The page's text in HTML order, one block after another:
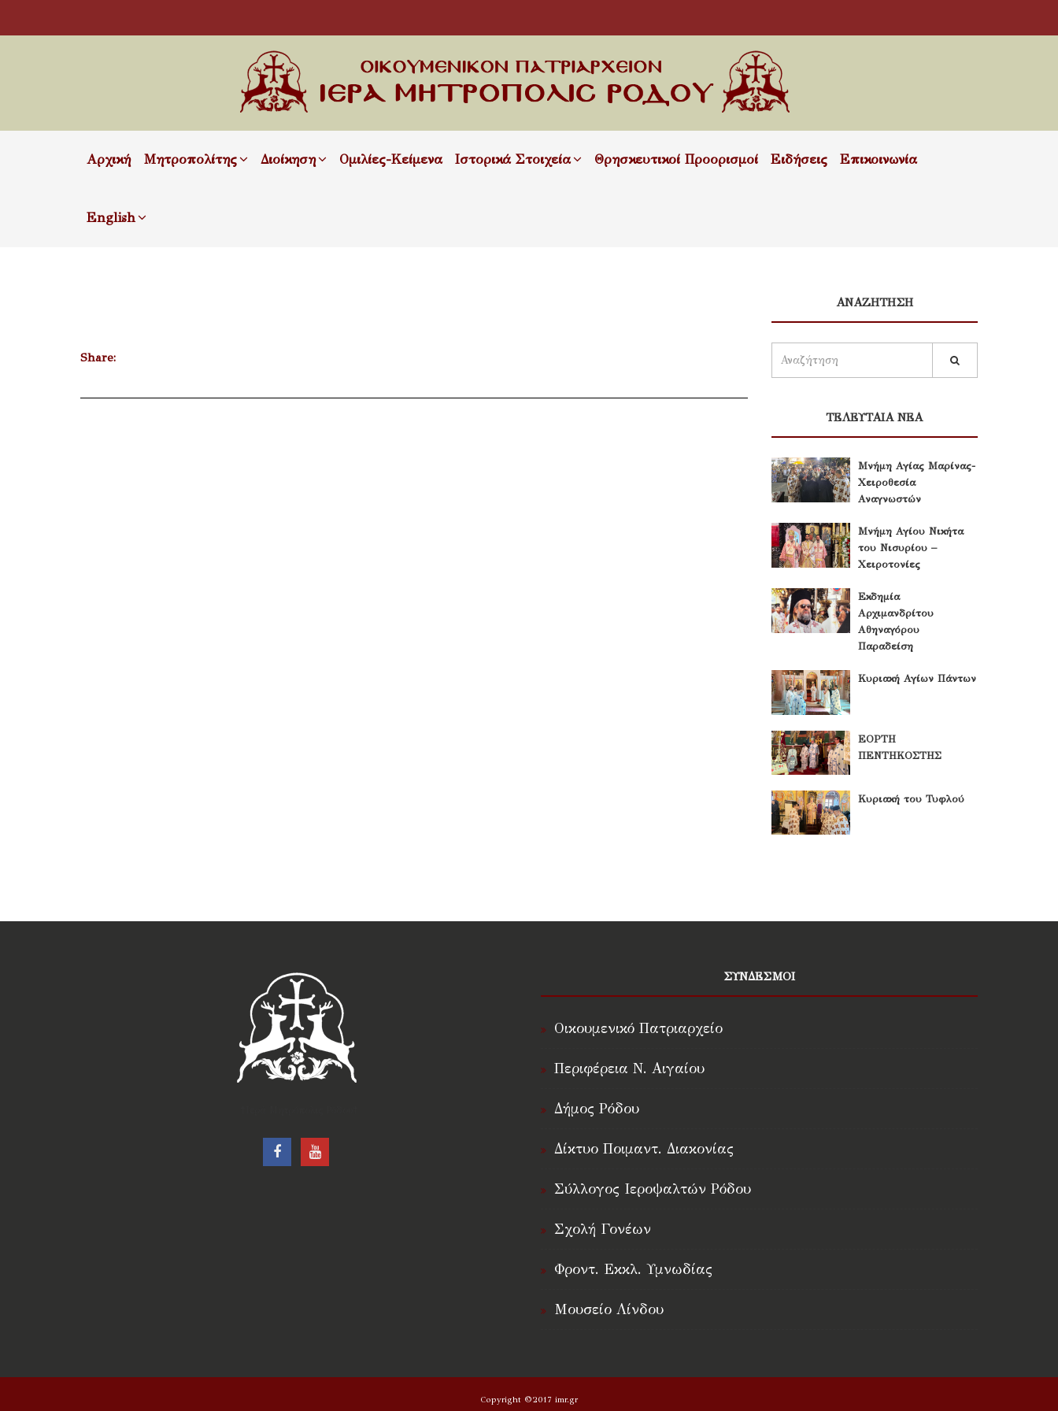
Αρχική Μητροπολίτης Διοίκηση Ομιλίες-Κείμενα Ιστορικά Στοιχεία Θρησκευτικοί Προορισμοί Ειδήσεις Επικοινωνία
English
Share:
ΑΝΑΖΗΤΗΣΗ
ΤΕΛΕΥΤΑΙΑ ΝΕΑ
Μνήμη Αγίας Μαρίνας-
Χειροθεσία
Αναγνωστών
Μνήμη Αγίου Νικήτα
του Νισυρίου –
Χειροτονίες
Εκδημία
Αρχιμανδρίτου
Αθηναγόρου
Παραδείση
Κυριακή Αγίων Πάντων
ΕΟΡΤΗ
ΠΕΝΤΗΚΟΣΤΗΣ
Κυριακή του Τυφλού
ΣΥΝΔΕΣΜΟΙ
Οικουμενικό Πατριαρχείο
Περιφέρεια Ν. Αιγαίου
Δήμος Ρόδου
Δίκτυο Ποιμαντ. Διακονίας
Σύλλογος Ιεροψαλτών Ρόδου
Σχολή Γονέων
Φροντ. Εκκλ. Υμνωδίας
Μουσείο Λίνδου
Copyright ©2017 imr.gr